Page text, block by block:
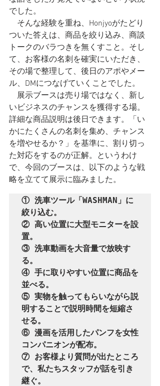
でした。
そんな経験を重ね、Honjyoがたどり
ついた答えは、商品を絞り込み、商談
トークのバラつきを無くすこと。そし
て、お客様の名刺を確実にいただき、
その場で整理して、後日のアポやメー
ル、DMにつなげていくことでした。
展示ブースは売り場ではなく、新し
いビジネスのチャンスを獲得する場。
詳細な商品説明は後日できます。「い
かにたくさんの名刺を集め、チャンス
を増やせるか？」を基準に、割り切っ
た対応をするのが正解。というわけ
で、今回のブースは、以下のような戦
略を立てて展示に臨みました。
① 洗車ツール「WASHMAN」に
絞り込む。
② 高い位置に大型モニターを設
置。
③ 洗車動画を大音量で放映す
る。
④ 手に取りやすい位置に商品を
並べる。
⑤ 実物を触ってもらいながら説
明することで説明時間を短縮さ
せる。
⑥ 漫画を活用したパンフを女性
コンパニオンが配布。
⑦ お客様より質問が出たところ
で、私たちスタッフが話を引き
継ぐ。